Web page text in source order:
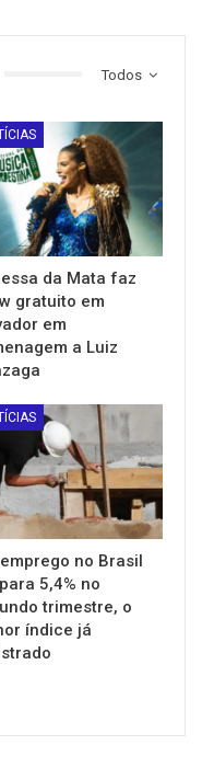
Todos
da Mata faz
gratuito em
em
a Luiz
no Brasil
5,4% no
trimestre, o
índice já